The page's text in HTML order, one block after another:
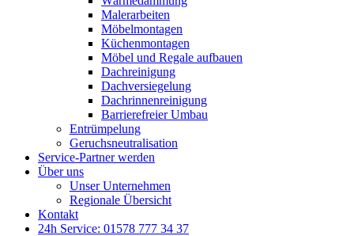
Malerarbeiten
Möbelmontagen
Küchenmontagen
Möbel und Regale aufbauen
Dachreinigung
Dachversiegelung
Dachrinnenreinigung
Barrierefreier Umbau
Entrümpelung
Geruchsneutralisation
Service-Partner werden
Über uns
Unser Unternehmen
Regionale Übersicht
Kontakt
24h Service: 01578 777 34 37